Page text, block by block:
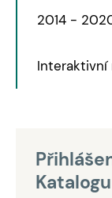
2014 -
Interaktivní